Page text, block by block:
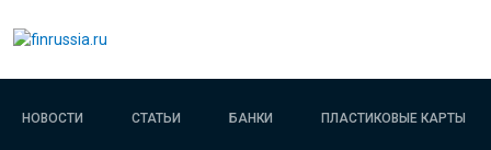
НОВОСТИ СТАТЬИ БАНКИ ПЛАСТИКОВЫЕ КАРТЫ